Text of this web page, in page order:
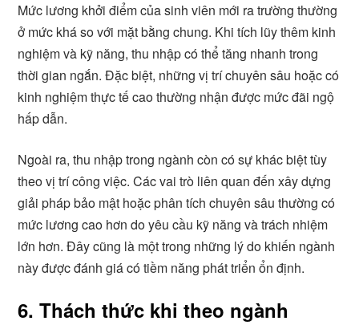
Mức lương khởi điểm của sinh viên mới ra trường thường
ở mức khá so với mặt bằng chung. Khi tích lũy thêm kinh
nghiệm và kỹ năng, thu nhập có thể tăng nhanh trong
thời gian ngắn. Đặc biệt, những vị trí chuyên sâu hoặc có
kinh nghiệm thực tế cao thường nhận được mức đãi ngộ
hấp dẫn.
Ngoài ra, thu nhập trong ngành còn có sự khác biệt tùy
theo vị trí công việc. Các vai trò liên quan đến xây dựng
giải pháp bảo mật hoặc phân tích chuyên sâu thường có
mức lương cao hơn do yêu cầu kỹ năng và trách nhiệm
lớn hơn. Đây cũng là một trong những lý do khiến ngành
này được đánh giá có tiềm năng phát triển ổn định.
6. Thách thức khi theo ngành